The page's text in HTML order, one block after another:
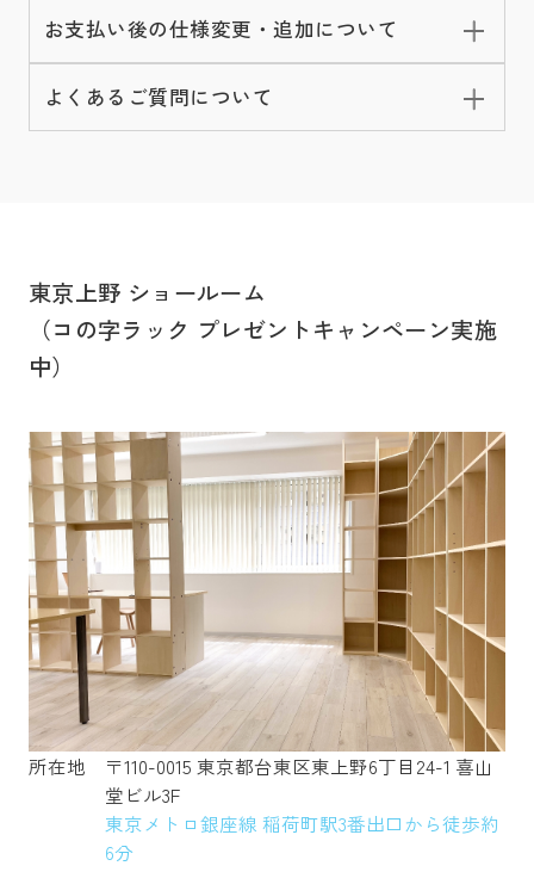
お支払い後の仕様変更・追加について
よくあるご質問について
東京上野 ショールーム
（コの字ラック プレゼントキャンペーン実施
中）
所在地
〒110-0015 東京都台東区東上野6丁目24-1 喜山
堂ビル3F
東京メトロ銀座線 稲荷町駅3番出口から徒歩約
6分